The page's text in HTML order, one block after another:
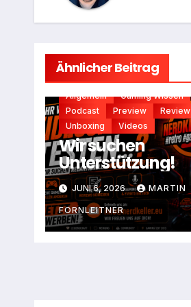
Ähnlicher Beitrag
Allgemein
Gaming Wissen
Podcast
Preview
Review
Unboxing
Videos
Wir suchen
Unterstützung!
JUNI 6, 2026 MARTIN
FORNLEITNER